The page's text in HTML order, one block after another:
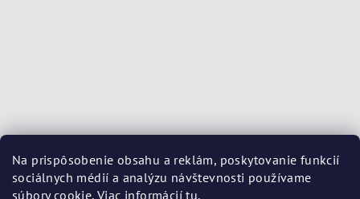
Na prispôsobenie obsahu a reklám, poskytovanie funkcií
sociálnych médií a analýzu návštevnosti používame
súbory cookie. Viac informáciítu.